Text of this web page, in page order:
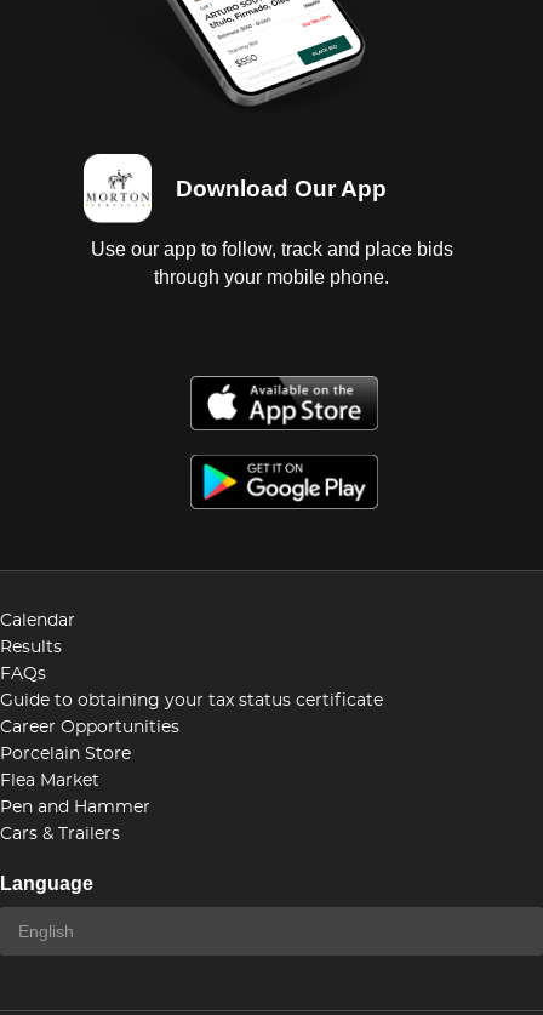
muelles; Carrocería con golpes ligeros; 4 Llantas 1/2
de vida.Baja 2024. Se entregan baja y tenencias en
copia, es responsabilidad del cliente certificarlas.
Download Our App
Use our app to follow, track and place bids
through your mobile phone.
Calendar
Results
FAQs
Guide to obtaining your tax status certificate
Career Opportunities
Porcelain Store
Flea Market
Pen and Hammer
Cars & Trailers
Language